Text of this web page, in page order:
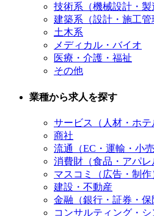
技術系（機械設計・製
建築系（設計・施工管
土木系
メディカル・バイオ
医療・介護・福祉
その他
業種から求人を探す
サービス（人材・ホテ
商社
流通（EC・運輸・小売
消費財（食品・アパレ
マスコミ（広告・制作
建設・不動産
金融（銀行・証券・保
コンサルティング・